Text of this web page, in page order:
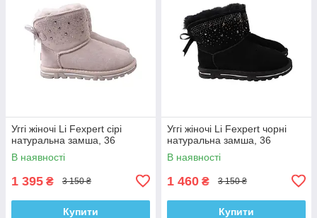
Уггі жіночі Li Fexpert сірі
натуральна замша, 36
В наявності
1 395 ₴ 3 150 ₴
Купити
Уггі жіночі Li Fexpert чорні
натуральна замша, 36
В наявності
1 460 ₴ 3 150 ₴
Купити